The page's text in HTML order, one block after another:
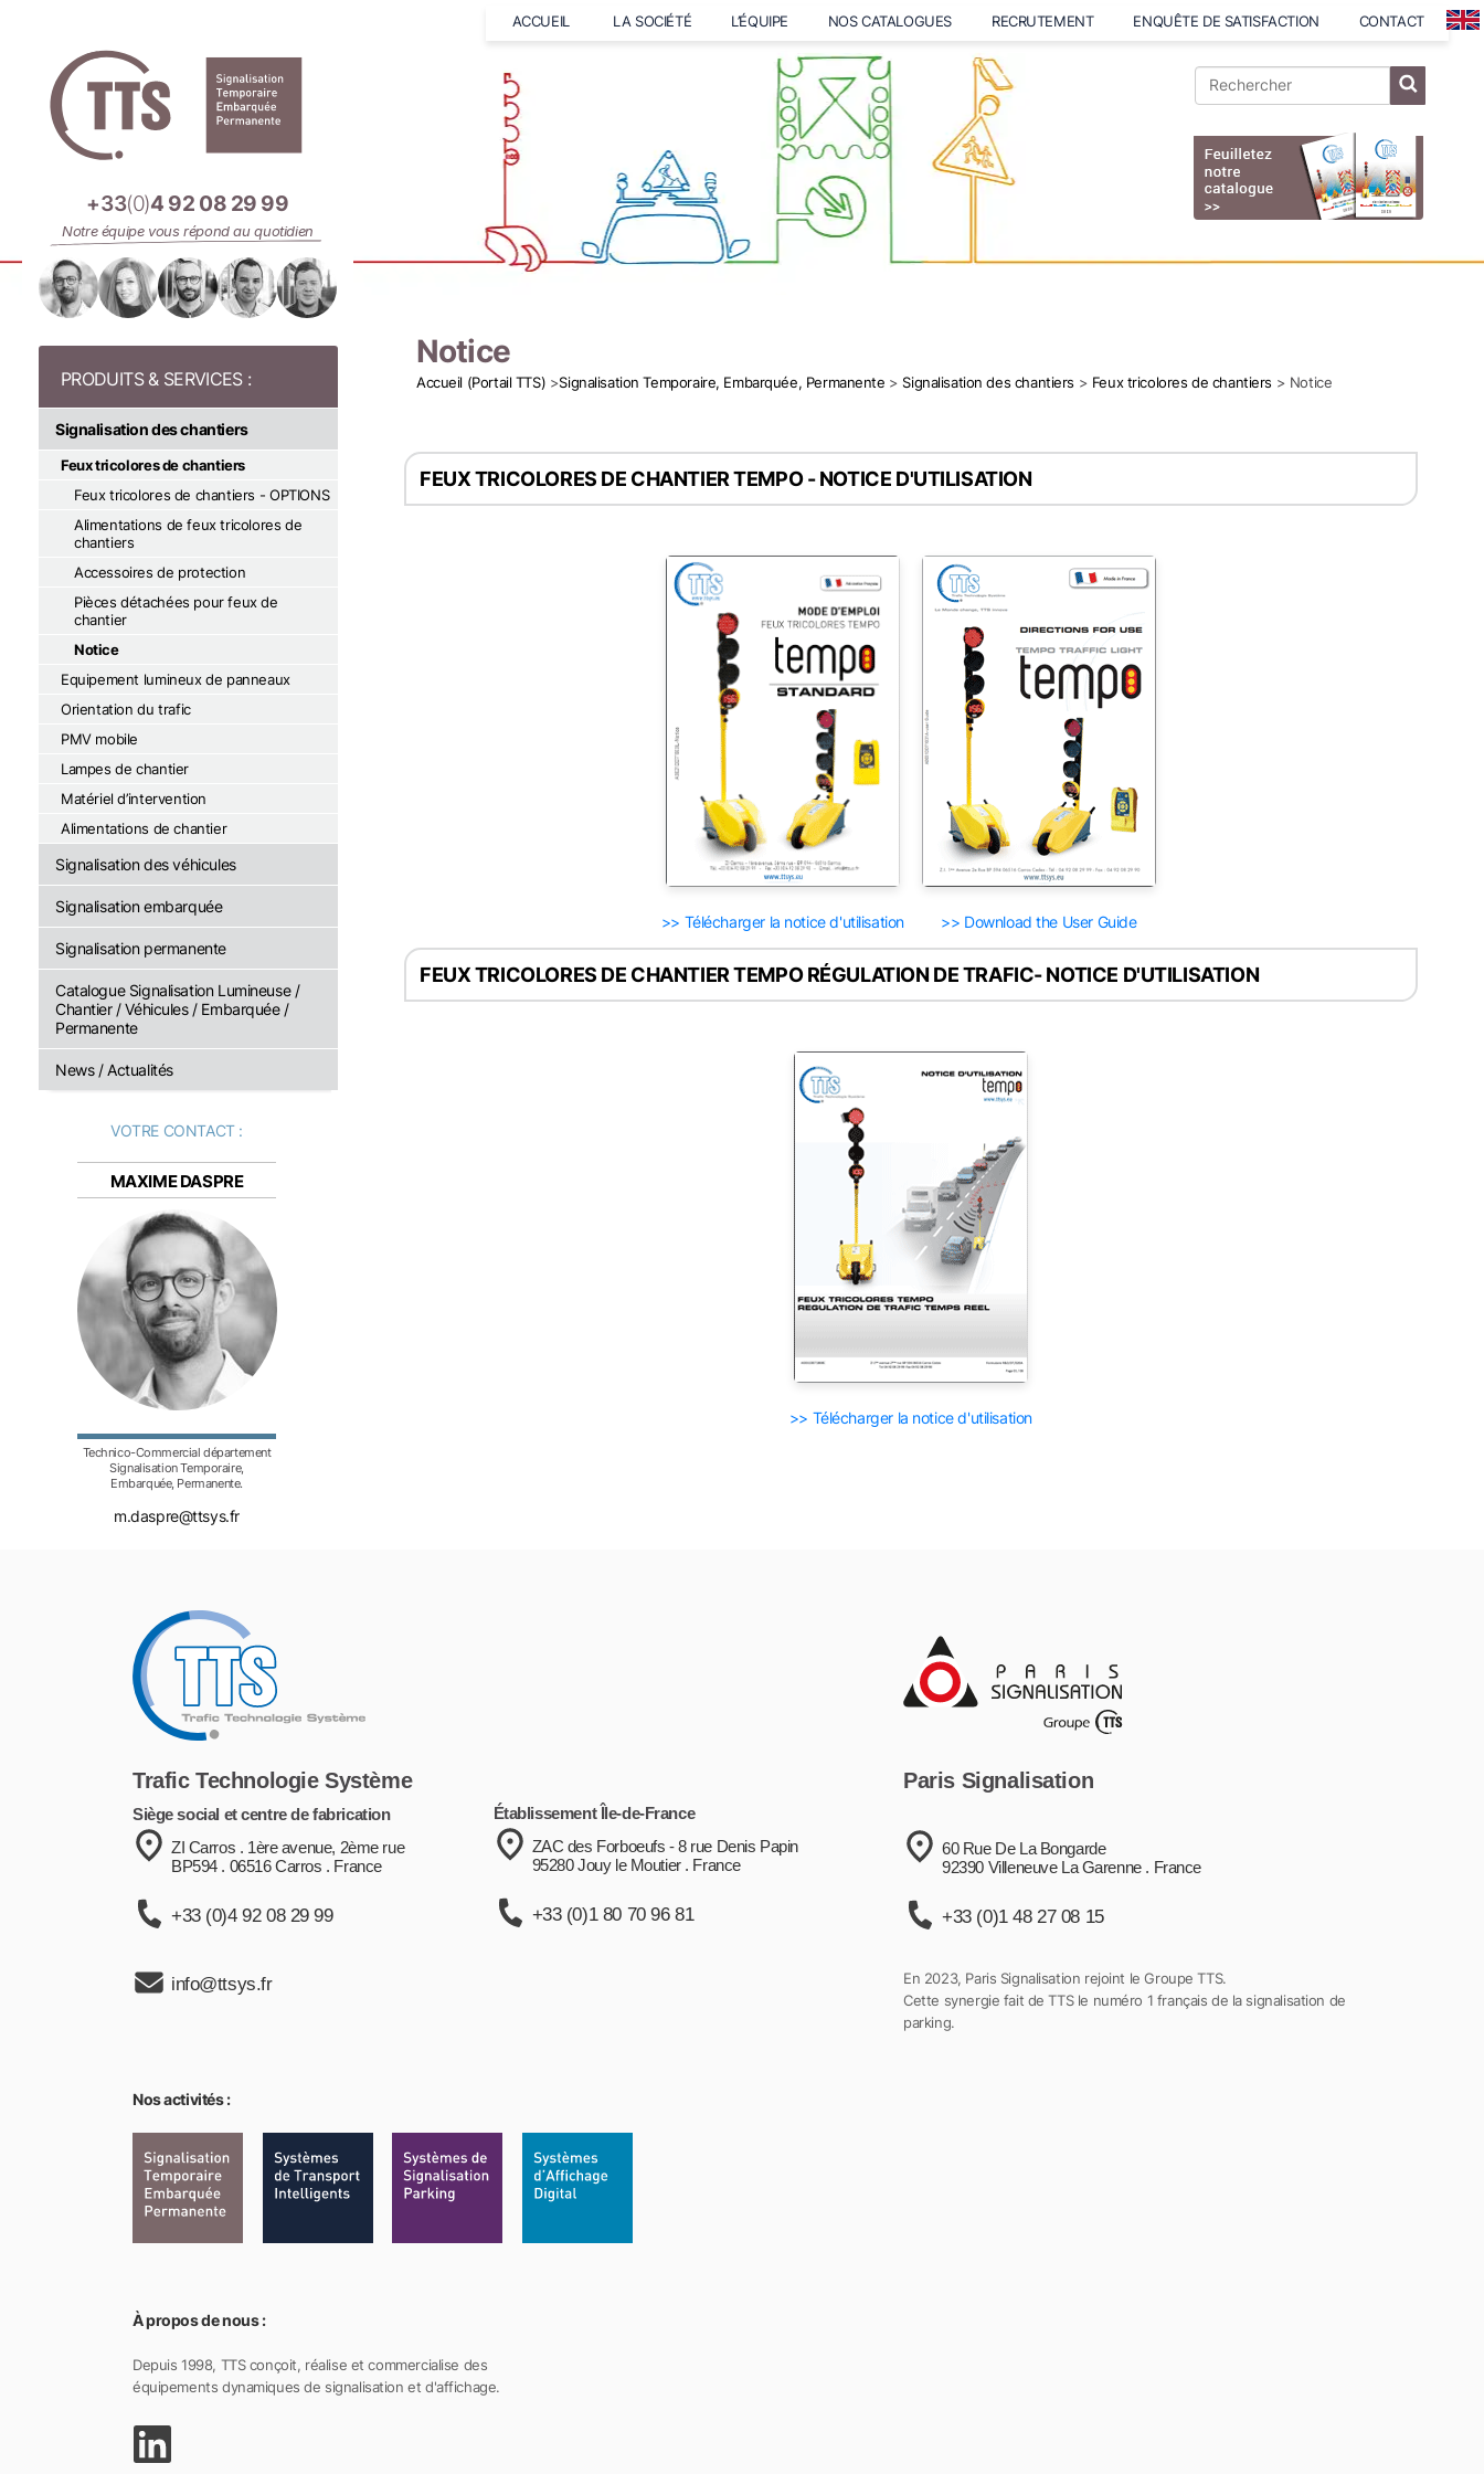
+33(0)4 92 08 29 99
Notre équipe vous répond au quotidien
ACCUEIL LA SOCIÉTÉ L’ÉQUIPE NOS CATALOGUES RECRUTEMENT ENQUÊTE DE SATISFACTION CONTACT
Signalisation des chantiers
Feux tricolores de chantiers
Feux tricolores de chantiers - OPTIONS
Alimentations de feux tricolores de
chantiers
Accessoires de protection
Pièces détachées pour feux de
chantier
Notice
Equipement lumineux de panneaux
Orientation du trafic
PMV mobile
Lampes de chantier
Matériel d’intervention
Alimentations de chantier
Signalisation des véhicules
Signalisation embarquée
Signalisation permanente
Catalogue Signalisation Lumineuse /
Chantier / Véhicules / Embarquée /
Permanente
News / Actualités
VOTRE CONTACT :
MAXIME DASPRE
Technico-Commercial département
Signalisation Temporaire,
Embarquée, Permanente.
m.daspre@ttsys.fr
Notice
Accueil (Portail TTS) >Signalisation Temporaire, Embarquée, Permanente >Signalisation des chantiers > Feux tricolores de chantiers > Notice
FEUX TRICOLORES ­­DE CHANTIER TEMPO - NOTICE D'UTILISATION
>> Télécharger la notice d'utilisation >> Download the User Guide
FEUX TRICOLORES ­­DE CHANTIER TEMPO RÉGULATION DE TRAFIC- NOTICE D'UTILISATION
>> Télécharger la notice d'utilisation
Trafic Technologie Système
Siège social et centre de fabrication
ZI Carros . 1ère avenue, 2ème rue
BP594 . 06516 Carros . France
+33 (0)4 92 08 29 99
info@ttsys.fr
Établissement Île-de-France
ZAC des Forboeufs - 8 rue Denis Papin
95280 Jouy le Moutier . France
+33 (0)1 80 70 96 81
Paris Signalisation
60 Rue De La Bongarde
92390 Villeneuve La Garenne . France
+33 (0)1 48 27 08 15
En 2023, Paris Signalisation rejoint le Groupe TTS.
Cette synergie fait de TTS le numéro 1 français de la signalisation de
parking.
Nos activités :
À propos de nous :
Depuis 1998, TTS conçoit, réalise et commercialise des
équipements dynamiques de signalisation et d'affichage.